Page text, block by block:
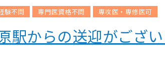
験不問 専門医資格不問 専攻医・専修医可
からの送迎がござ